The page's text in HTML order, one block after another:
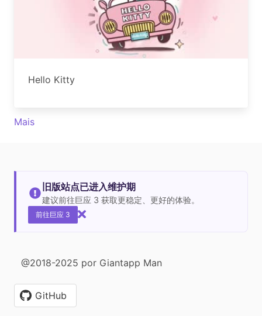
Hello Kitty
Mais
旧版站点已进入维护期
建议前往巨应 3 获取更稳定、更好的体验。
前往巨应 3
@2018-2025 por Giantapp Man
GitHub